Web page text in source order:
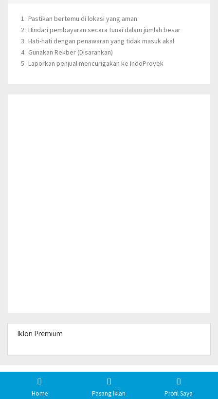
Pastikan bertemu di lokasi yang aman
Hindari pembayaran secara tunai dalam jumlah besar
Hati-hati dengan penawaran yang tidak masuk akal
Gunakan Rekber (Disarankan)
Laporkan penjual mencurigakan ke IndoProyek
Iklan Premium
Produk Lainnya
Home Pasang Iklan Profil Saya